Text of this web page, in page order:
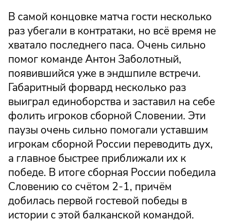
В самой концовке матча гости несколько
раз убегали в контратаки, но всё время не
хватало последнего паса. Очень сильно
помог команде Антон Заболотный,
появившийся уже в эндшпиле встречи.
Габаритный форвард несколько раз
выиграл единоборства и заставил на себе
фолить игроков сборной Словении. Эти
паузы очень сильно помогали уставшим
игрокам сборной России переводить дух,
а главное быстрее приближали их к
победе. В итоге сборная России победила
Словению со счётом 2-1, причём
добилась первой гостевой победы в
истории с этой балканской командой.